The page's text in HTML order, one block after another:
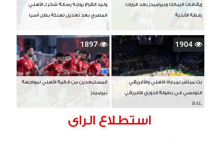
إيقافات الزمالك وبيراميدز بعد قرارات
رابطة الأندية
وليد الفراج يوجه رسالة شكر لـ الأهلي
المصري بعد تعديل تهنئة بطل آسيا
1904
بث مباشر لمباراة الأهلي والأفريقي
التونسي في بطولة الدوري الأفريقي
BAL
1897
المستبعدين من قائمة الأهلي لمواجهة
بيراميدز
استطلاع الراى